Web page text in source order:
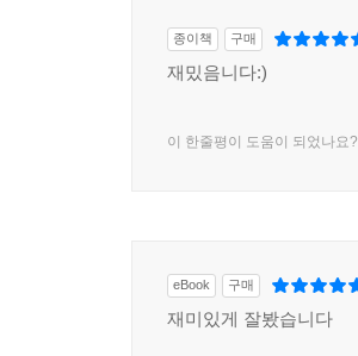
종이책 구매
재밌음니다:)
이 한줄평이 도움이 되었나요?
eBook 구매
재미있게 잘봤습니다